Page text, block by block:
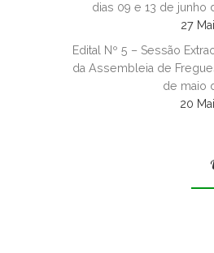
dias 09 e 13 de junho
27
Edital Nº 5 – Sessão
da Assembleia de
de maio
20